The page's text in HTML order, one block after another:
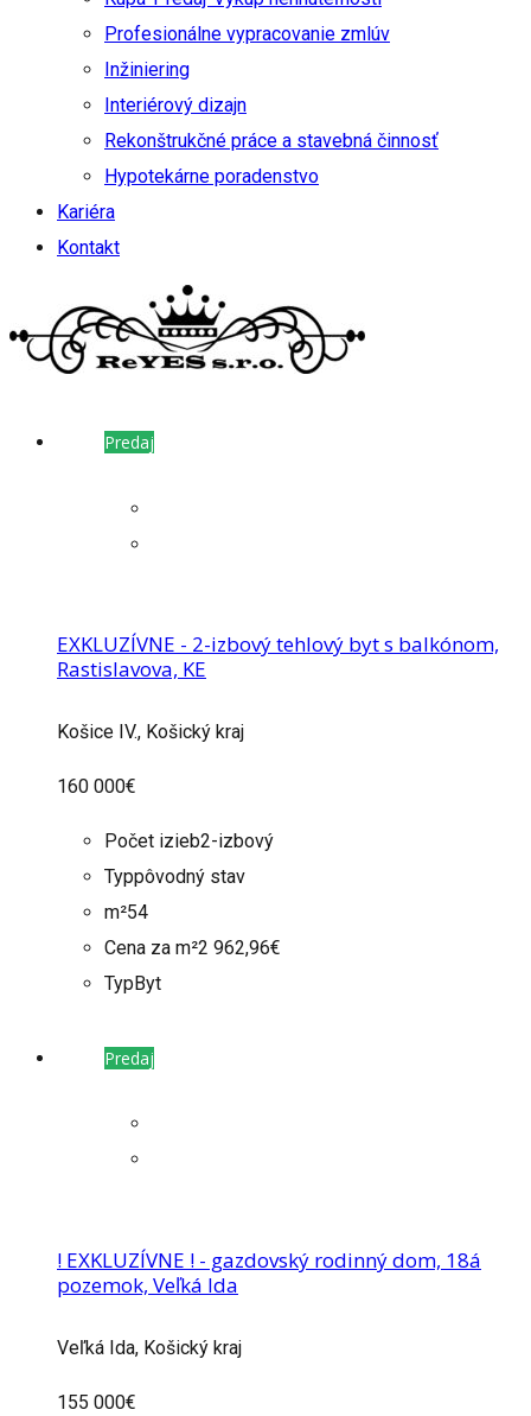
Profesionálne vypracovanie zmlúv
Inžiniering
Interiérový dizajn
Rekonštrukčné práce a stavebná činnosť
Hypotekárne poradenstvo
Kariéra
Kontakt
Predaj
EXKLUZÍVNE - 2-izbový tehlový byt s balkónom,
Rastislavova, KE
Košice IV., Košický kraj
160 000€
Počet izieb2-izbový
Typpôvodný stav
m²54
Cena za m²2 962,96€
Typ Byt
Predaj
! EXKLUZÍVNE ! - gazdovský rodinný dom, 18á
pozemok, Veľká Ida
Veľká Ida, Košický kraj
155 000€